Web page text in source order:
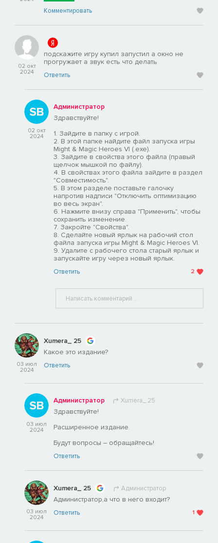
Комментировать
02 окт
2024
подскажите игру купил запустил а окно не
прогружает а звук есть что делать
Ответить
02 окт
2024
Администратор
Здравствуйте!
1. Зайдите в папку с игрой.
2. В этой папке найдите файл запуска игры
Might & Magic Heroes VI (.ехе).
3. Зайдите в свойства этого файла (правый
щелчок мышкой по файлу).
4. В свойствах этого файла зайдите в раздел
"Совместимость".
5. В этом разделе поставьте галочку
напротив надписи "Отключить оптимизацию
во весь экран".
6. Нажмите внизу справа "Применить", чтобы
сохранить изменение.
7. Закройте "Свойства".
8. Сделайте новый ярлык на рабочий стол
файла запуска игры Might & Magic Heroes VI.
9. Удалите с рабочего стола старый ярлык и
запускайте игру через новый ярлык.
Ответить 2
03 июл
2024
Хumera_ 25
Какое это издание?
Ответить
03 июл
2024
Администратор Хumera_ 25
Здравствуйте!
Расширенное издание.
Будут вопросы – обращайтесь!
Ответить
03 июл
2024
Хumera_ 25 Администратор
Администратор,а что в него входит?
Ответить 1